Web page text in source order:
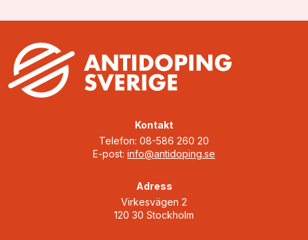
Kontakt
Telefon: 08-586 260 20
E-post: info@antidoping.se
Adress
Virkesvägen 2
120 30 Stockholm